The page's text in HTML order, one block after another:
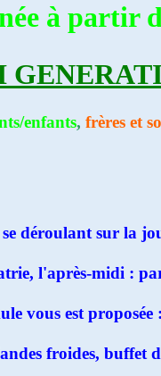
à partir
enfants, frères et
déroulant sur la
l'après-midi :
vous est proposée
froides, buffet